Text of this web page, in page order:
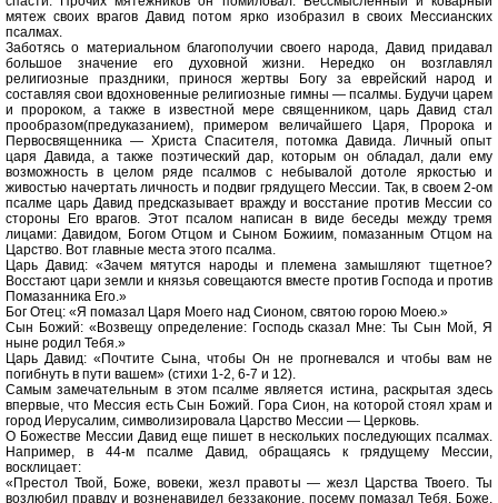
мятеж своих врагов Давид потом ярко изобразил в своих Мессианских
псалмах.
Заботясь о материальном благополучии своего народа, Давид придавал
большое значение его духовной жизни. Нередко он возглавлял
религиозные праздники, принося жертвы Богу за еврейский народ и
составляя свои вдохновенные религиозные гимны — псалмы. Будучи царем
и пророком, а также в известной мере священником, царь Давид стал
прообразом(предуказанием), примером величайшего Царя, Пророка и
Первосвященника — Христа Спасителя, потомка Давида. Личный опыт
царя Давида, а также поэтический дар, которым он обладал, дали ему
возможность в целом ряде псалмов с небывалой дотоле яркостью и
живостью начертать личность и подвиг грядущего Мессии. Так, в своем 2-ом
псалме царь Давид предсказывает вражду и восстание против Мессии со
стороны Его врагов. Этот псалом написан в виде беседы между тремя
лицами: Давидом, Богом Отцом и Сыном Божиим, помазанным Отцом на
Царство. Вот главные места этого псалма.
Царь Давид: «Зачем мятутся народы и племена замышляют тщетное?
Восстают цари земли и князья совещаются вместе против Господа и против
Помазанника Его.»
Бог Отец: «Я помазал Царя Моего над Сионом, святою горою Моею.»
Сын Божий: «Возвещу определение: Господь сказал Мне: Ты Сын Мой, Я
ныне родил Тебя.»
Царь Давид: «Почтите Сына, чтобы Он не прогневался и чтобы вам не
погибнуть в пути вашем» (стихи 1-2, 6-7 и 12).
Самым замечательным в этом псалме является истина, раскрытая здесь
впервые, что Мессия есть Сын Божий. Гора Сион, на которой стоял храм и
город Иерусалим, символизировала Царство Мессии — Церковь.
О Божестве Мессии Давид еще пишет в нескольких последующих псалмах.
Например, в 44-м псалме Давид, обращаясь к грядущему Мессии,
восклицает:
«Престол Твой, Боже, вовеки, жезл правоты — жезл Царства Твоего. Ты
возлюбил правду и возненавидел беззаконие, посему помазал Тебя, Боже,